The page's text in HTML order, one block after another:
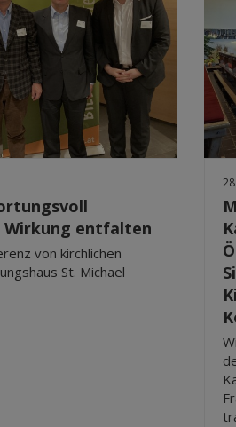
Wirkung entfalten
von kirchlichen
St. Michael